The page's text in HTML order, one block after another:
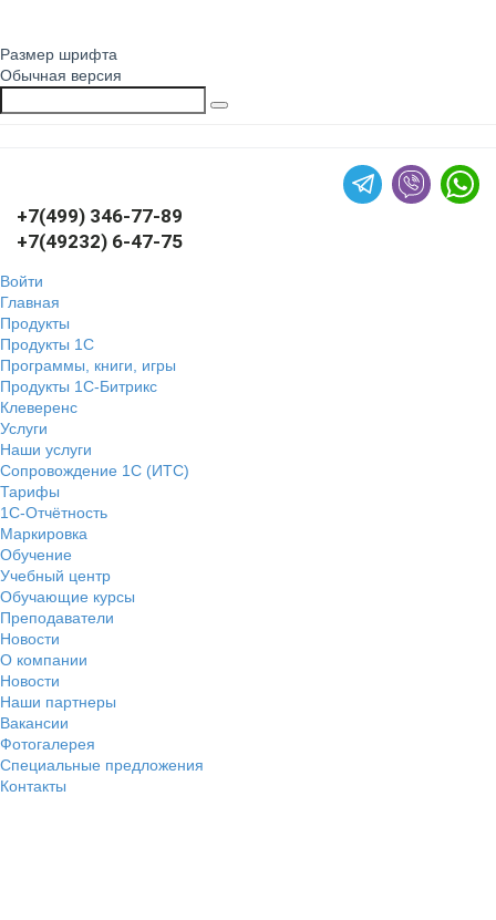
Размер шрифта
Обычная версия
+7(499) 346-77-89
+7(49232) 6-47-75
Войти
Главная
Продукты
Продукты 1С
Программы, книги, игры
Продукты 1С-Битрикс
Клеверенс
Услуги
Наши услуги
Сопровождение 1С (ИТС)
Тарифы
1С-Отчётность
Маркировка
Обучение
Учебный центр
Обучающие курсы
Преподаватели
Новости
О компании
Новости
Наши партнеры
Вакансии
Фотогалерея
Специальные предложения
Контакты